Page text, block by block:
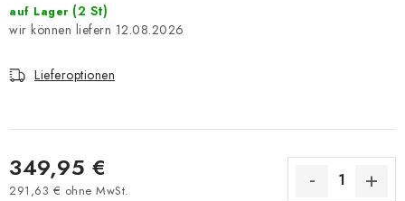
auf Lager (2 St)
12.08.2026
Lieferoptionen
349,95 €
291,63 € ohne MwSt.